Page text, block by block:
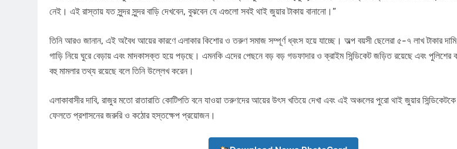
নেই। এই রাস্তায় যত সুন্দর সুন্দর বাড়ি দেখবেন, বুঝবেন যে এগুলো সবই থাই জুয়ার টাকায় বানানো।”
তিনি আরও জানান, এই অবৈধ আয়ের কারণে এলাকার কিশোর ও তরুণ সমাজ সম্পূর্ণ ধ্বংস হয়ে যাচ্ছে। অল্প বয়সী ছেলেরা ৫-৭ লাখ টাকার
গাড়ি নিয়ে ঘুরে বেড়ায় এবং মাদকাসক্ত হয়ে পড়ছে। এমনকি এদের পেছনে বড় বড় গডফাদার ও ক্রাইম সিন্ডিকেট জড়িত রয়েছে এবং
বহু মামলার তথ্য রয়েছে বলে তিনি উল্লেখ করেন।
​এলাকাবাসীর দাবি, রাজুর মতো রাতারাতি কোটিপতি বনে যাওয়া তরুণদের আয়ের উৎস খতিয়ে দেখা এবং এই অঞ্চলের পুরো থাই জুয়ার
ফেলতে প্রশাসনের জরুরি ও কঠোর হস্তক্ষেপ প্রয়োজন।